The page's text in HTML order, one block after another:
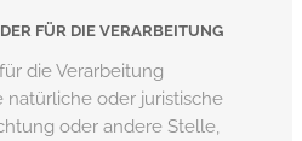
FÜR DIE VERARBEITUNG
die Verarbeitung
natürliche oder juristische
oder andere Stelle,